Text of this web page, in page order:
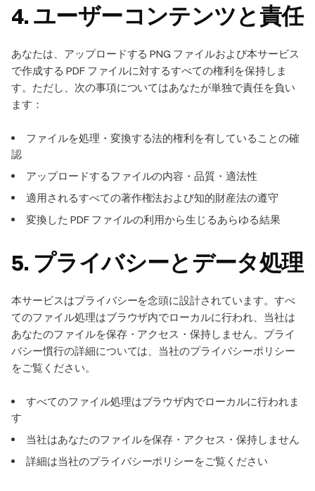
4. ユーザーコンテンツと責任
あなたは、アップロードする PNG ファイルおよび本サービス
で作成する PDF ファイルに対するすべての権利を保持しま
す。ただし、次の事項についてはあなたが単独で責任を負い
ます：
ファイルを処理・変換する法的権利を有していることの確
認
アップロードするファイルの内容・品質・適法性
適用されるすべての著作権法および知的財産法の遵守
変換した PDF ファイルの利用から生じるあらゆる結果
5. プライバシーとデータ処理
本サービスはプライバシーを念頭に設計されています。すべ
てのファイル処理はブラウザ内でローカルに行われ、当社は
あなたのファイルを保存・アクセス・保持しません。プライ
バシー慣行の詳細については、当社のプライバシーポリシー
をご覧ください。
すべてのファイル処理はブラウザ内でローカルに行われま
す
当社はあなたのファイルを保存・アクセス・保持しません
詳細は当社のプライバシーポリシーをご覧ください